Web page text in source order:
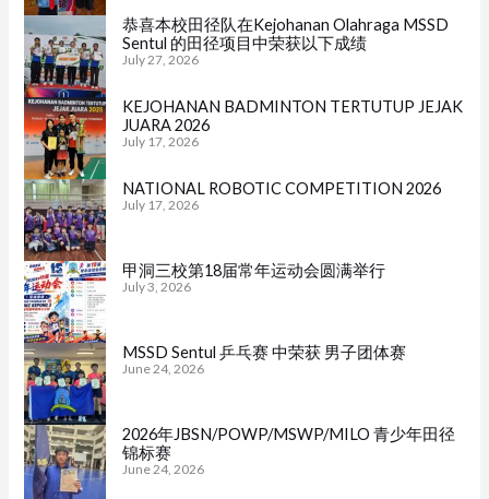
恭喜本校田径队在Kejohanan Olahraga MSSD
Sentul 的田径项目中荣获以下成绩
July 27, 2026
KEJOHANAN BADMINTON TERTUTUP JEJAK
JUARA 2026
July 17, 2026
NATIONAL ROBOTIC COMPETITION 2026
July 17, 2026
甲洞三校第18届常年运动会圆满举行
July 3, 2026
MSSD Sentul 乒乓赛 中荣获 男子团体赛
June 24, 2026
2026年JBSN/POWP/MSWP/MILO 青少年田径
锦标赛
June 24, 2026